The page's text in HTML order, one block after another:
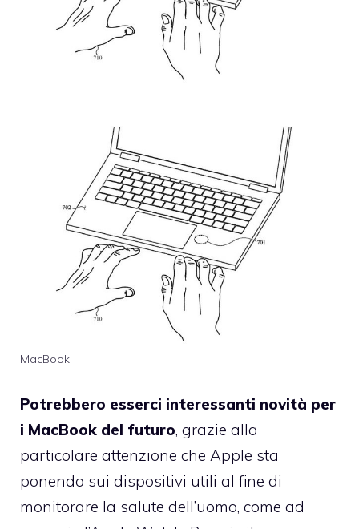
MacBook
Potrebbero esserci interessanti novità per
i MacBook del futuro, grazie alla
particolare attenzione che Apple sta
ponendo sui dispositivi utili al fine di
monitorare la salute dell’uomo, come ad